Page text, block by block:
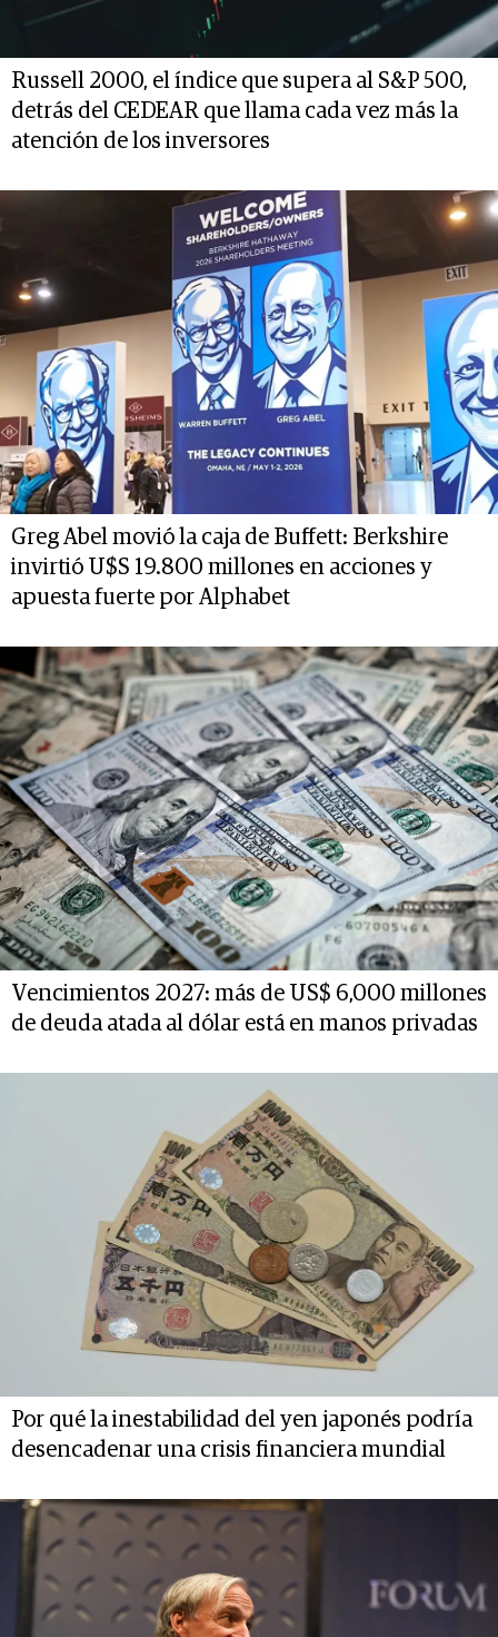
Russell 2000, el índice que supera al S&P 500,
detrás del CEDEAR que llama cada vez más la
atención de los inversores
Greg Abel movió la caja de Buffett: Berkshire
invirtió U$S 19.800 millones en acciones y
apuesta fuerte por Alphabet
Vencimientos 2027: más de US$ 6,000 millones
de deuda atada al dólar está en manos privadas
Por qué la inestabilidad del yen japonés podría
desencadenar una crisis financiera mundial